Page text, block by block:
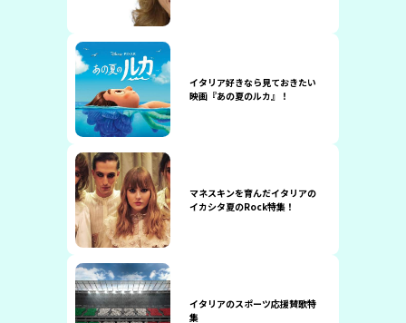
イタリア好きなら見ておきたい
映画『あの夏のルカ』！
マネスキンを育んだイタリアの
イカシタ夏のRock特集！
イタリアのスポーツ応援賛歌特
集